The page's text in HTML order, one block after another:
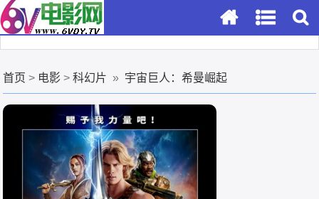
首页 > 电影 >科幻片 » 宇宙巨人：希曼崛起